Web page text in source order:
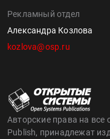
Рекламный отдел
Александра Козлова
kozlova@osp.ru
Авторские права на все
Publish, принадлежат